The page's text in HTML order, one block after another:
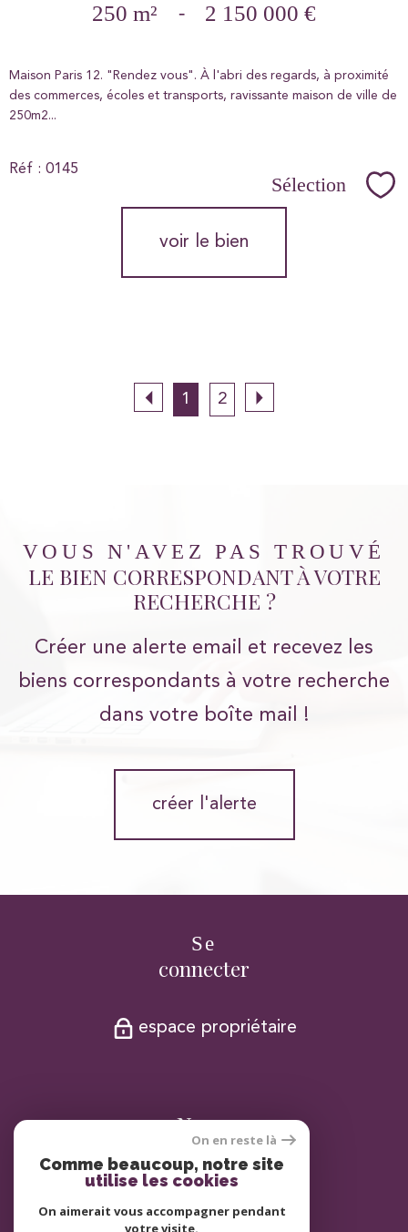
250 m²
- 2 150 000 €
Maison Paris 12. "Rendez vous". À l'abri des regards, à proximité
des commerces, écoles et transports, ravissante maison de ville de
250m2...
Réf : 0145
Sélection
voir le bien
1 2
VOUS N'AVEZ PAS TROUVÉ
LE BIEN CORRESPONDANT À VOTRE
RECHERCHE ?
Créer une alerte email et recevez les
biens correspondants à votre recherche
dans votre boîte mail !
créer l'alerte
Se
connecter
espace propriétaire
Nous
adhérons
On en reste là
Comme beaucoup, notre site
utilise les cookies
On aimerait vous accompagner pendant
votre visite.